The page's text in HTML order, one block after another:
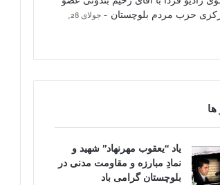
حزب مردم بلوچستان
جولای 28,
یاد “یعقوب مهرنهاد” شهید و
نمادِ مبارزه و مقاومت مدنی در
بلوچستان گرامی باد